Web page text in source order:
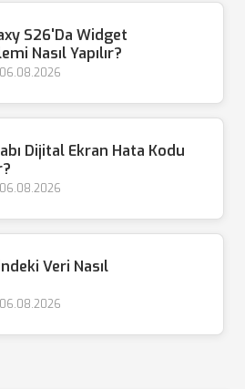
S26'da Widget
Nasıl Yapılır?
06.08.2026
Dijital Ekran Hata Kodu
06.08.2026
Veri Nasıl
06.08.2026